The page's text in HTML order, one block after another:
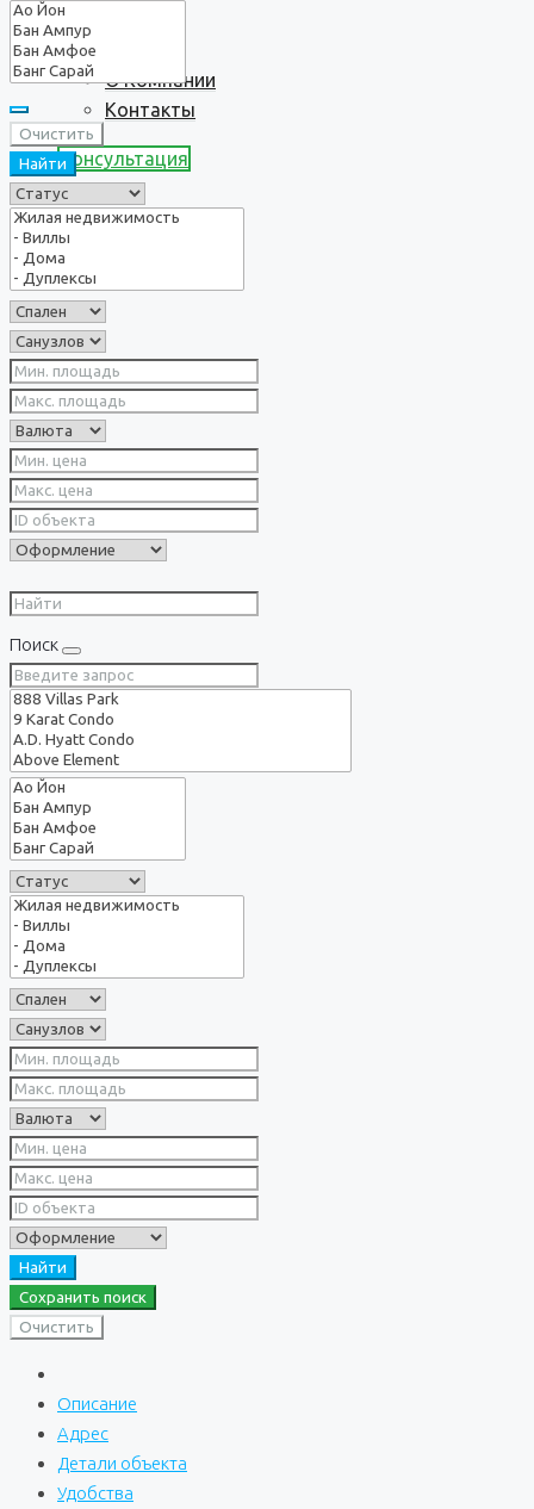
О нас
О Компании
Контакты
Консультация
Очистить
Найти
Поиск
Найти
Сохранить поиск
Очистить
Описание
Адрес
Детали объекта
Удобства